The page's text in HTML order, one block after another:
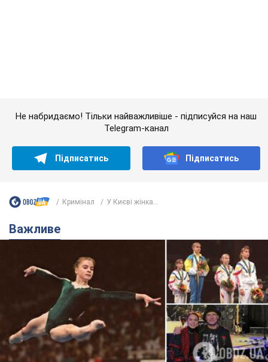
Українська гімнастка вразила президента США
і вперше почула "Слава Україні"! Як склалася
доля Подкопаєвої, яка 30 років тому виграла
"золото" Олімпіади
У фанатів донеччанки зберігся великий шматок килимового
покриття з надписом "Атланта-1996"
8.08.2026 18:30
На Прикарпатті після аномальної
спеки пройшла потужна злива: